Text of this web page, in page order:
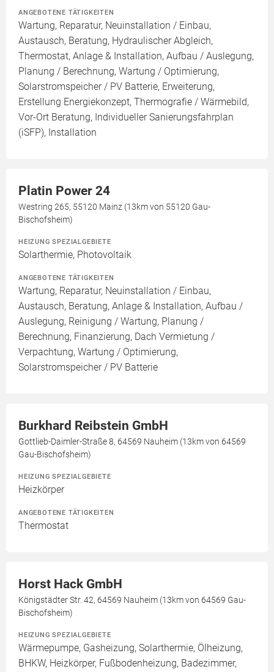
ANGEBOTENE TÄTIGKEITEN
Wartung, Reparatur, Neuinstallation / Einbau,
Austausch, Beratung, Hydraulischer Abgleich,
Thermostat, Anlage & Installation, Aufbau / Auslegung,
Planung / Berechnung, Wartung / Optimierung,
Solarstromspeicher / PV Batterie, Erweiterung,
Erstellung Energiekonzept, Thermografie / Wärmebild,
Vor-Ort Beratung, Individueller Sanierungsfahrplan
(iSFP), Installation
Platin Power 24
Westring 265, 55120 Mainz (13km von 55120 Gau-
Bischofsheim)
HEIZUNG SPEZIALGEBIETE
Solarthermie, Photovoltaik
ANGEBOTENE TÄTIGKEITEN
Wartung, Reparatur, Neuinstallation / Einbau,
Austausch, Beratung, Anlage & Installation, Aufbau /
Auslegung, Reinigung / Wartung, Planung /
Berechnung, Finanzierung, Dach Vermietung /
Verpachtung, Wartung / Optimierung,
Solarstromspeicher / PV Batterie
Burkhard Reibstein GmbH
Gottlieb-Daimler-Straße 8, 64569 Nauheim (13km von 64569
Gau-Bischofsheim)
HEIZUNG SPEZIALGEBIETE
Heizkörper
ANGEBOTENE TÄTIGKEITEN
Thermostat
Horst Hack GmbH
Königstädter Str. 42, 64569 Nauheim (13km von 64569 Gau-
Bischofsheim)
HEIZUNG SPEZIALGEBIETE
Wärmepumpe, Gasheizung, Solarthermie, Ölheizung,
BHKW, Heizkörper, Fußbodenheizung, Badezimmer,